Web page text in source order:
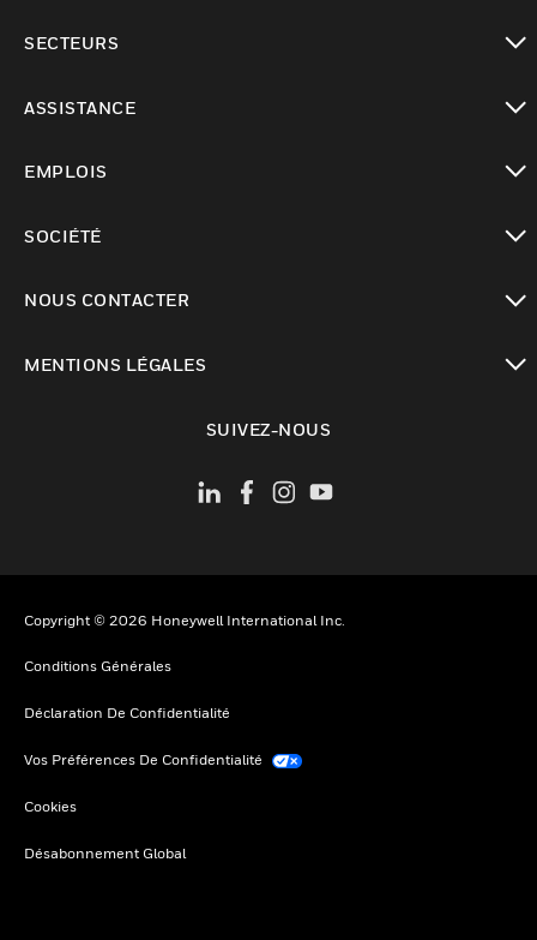
SECTEURS
ASSISTANCE
EMPLOIS
SOCIÉTÉ
NOUS CONTACTER
MENTIONS LÉGALES
SUIVEZ-NOUS
Copyright © 2026 Honeywell International Inc.
Conditions Générales
Déclaration De Confidentialité
Vos Préférences De Confidentialité
Cookies
Désabonnement Global